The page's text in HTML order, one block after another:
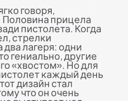
говоря,
прицела
пистолета. Когда
стрелки
два лагеря: одни
гениально, другие
«хвостом». Но для
каждый день
дизайн стал
что он очень